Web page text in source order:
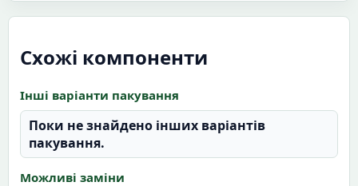
Схожі компоненти
Інші варіанти пакування
Поки не знайдено інших варіантів
пакування.
Можливі заміни